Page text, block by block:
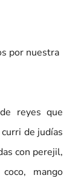
por nuestra
reyes que
de judías
con perejil,
mango